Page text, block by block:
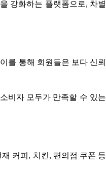
강화하는 플랫폼으로, 차별
를 통해 회원들은 보다 신뢰
비자 모두가 만족할 수 있는
커피, 치킨, 편의점 쿠폰 등